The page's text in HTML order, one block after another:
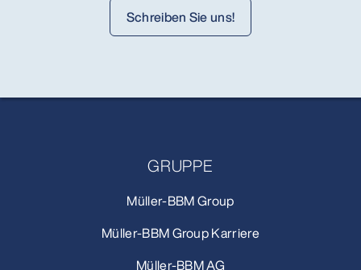
Schreiben Sie uns!
GRUPPE
Müller-BBM Group
Müller-BBM Group Karriere
Müller-BBM AG